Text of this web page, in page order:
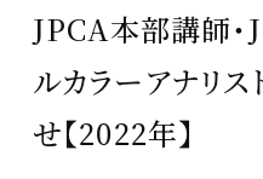
JPCA本部講師
ルカラーアナリ
せ【2022年】